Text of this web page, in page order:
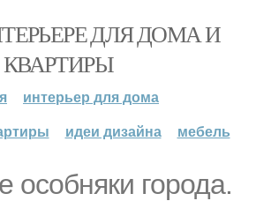
ДЛЯ ДОМА И
КВАРТИРЫ
интерьер для дома
идеи дизайна мебель
особняки города.